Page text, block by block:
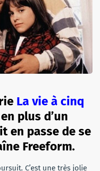
La vie à cinq
plus d’un
en passe de se
Freeform.
C’est une très jolie